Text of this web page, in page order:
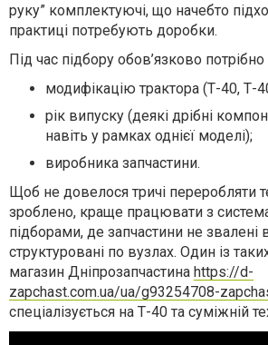
руку” комплектуючі, що начебто
практиці потребують доробки.
Під час підбору обов’язково
модифікацію трактора (Т-40, Т-
рік випуску (деякі дрібні
навіть у рамках однієї моделі);
виробника запчастини.
Щоб не довелося тричі переробляти
зроблено, краще працювати з
підборами, де запчастини не звалені
структуровані по вузлах. Один із
магазин Дніпрозапчастина https://d-
zapchast.com.ua/ua/g93254708-
спеціалізується на Т-40 та суміжній